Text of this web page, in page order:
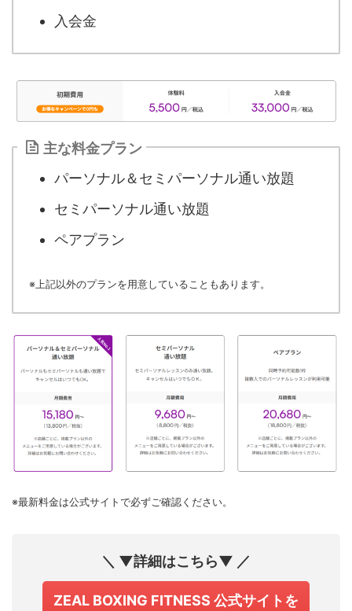
入会金
主な料金プラン
パーソナル＆セミパーソナル通い放題
セミパーソナル通い放題
ペアプラン
※上記以外のプランを用意していることもあります。
※最新料金は公式サイトで必ずご確認ください。
＼ ▼詳細はこちら▼ ／
ZEAL BOXING FITNESS 公式サイトを